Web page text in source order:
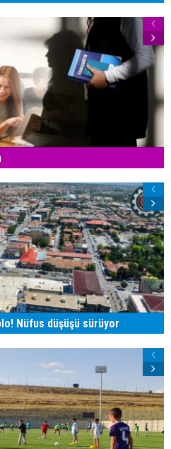
Nüfus düşüşü sürüyor